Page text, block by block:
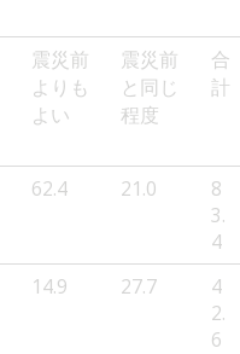
震災前
よりも
よい
震災前
と同じ
程度
合
計
62.4 21.0
8
3.
4
14.9 27.7
4
2.
6